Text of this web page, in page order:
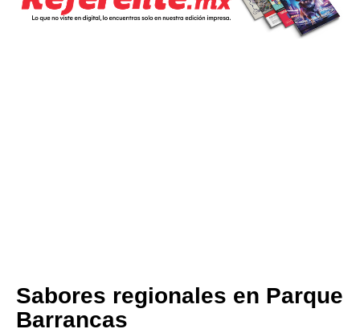
Sabores regionales en Parque
Barrancas